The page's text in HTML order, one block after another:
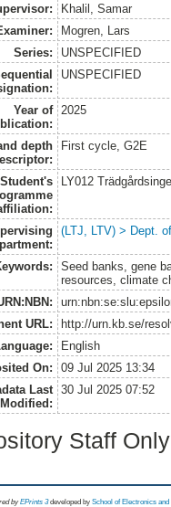
Khalil, Samar
Mogren, Lars
Series:
UNSPECIFIED
UNSPECIFIED
Year of
2025
depth
First cycle, G2E
Student's
LY012
(LTJ, LTV) > Dept.
Seed banks, gene
resources, climate
URL:
http://urn.kb.se/
English
On:
09 Jul 2025 13:34
Last
Modified:
30 Jul 2025 07:52
Staff
byEPrints 3 developed by School of Electronics